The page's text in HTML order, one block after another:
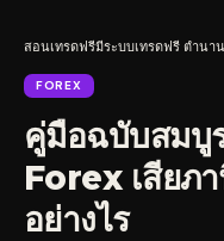
สอนเทรดฟรีมีระบบเทรดฟรี ตำนา
FOREX
คู่มือฉบับสมบู
Forex เสียภ
อย่างไร